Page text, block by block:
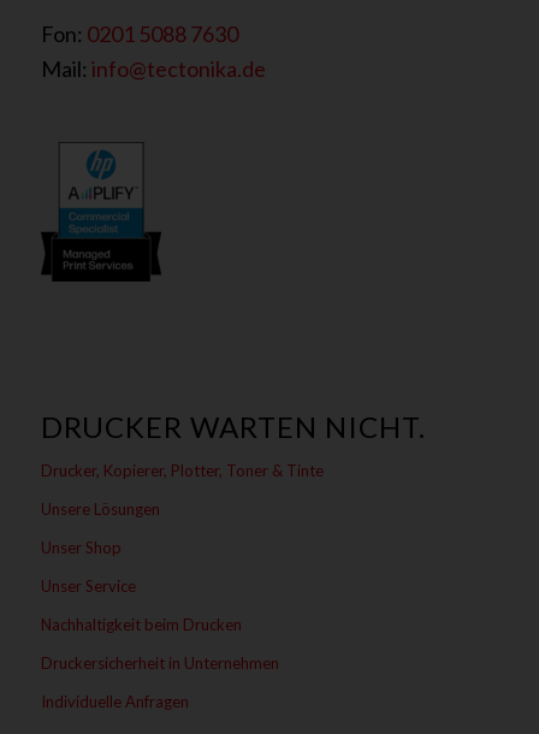
Fon: 0201 5088 7630
Mail: info@tectonika.de
DRUCKER WARTEN NICHT.
Drucker, Kopierer, Plotter, Toner & Tinte
Unsere Lösungen
Unser Shop
Unser Service
Nachhaltigkeit beim Drucken
Druckersicherheit in Unternehmen
Individuelle Anfragen